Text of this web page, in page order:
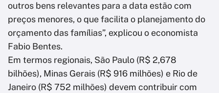
outros bens relevantes para a data estão com
preços menores, o que facilita o planejamento do
orçamento das famílias”, explicou o economista
Fabio Bentes.
Em termos regionais, São Paulo (R$ 2,678
bilhões), Minas Gerais (R$ 916 milhões) e Rio de
Janeiro (R$ 752 milhões) devem contribuir com